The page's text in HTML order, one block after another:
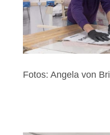
Fotos: Angela von Brill